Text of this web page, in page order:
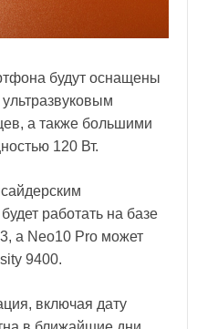
будут оснащены
а также большими
120 Вт.
работать на базе
а Neo10 Pro может
9400.
включая дату